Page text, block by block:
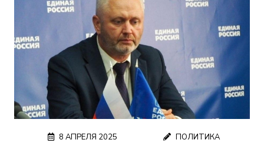
8 АПРЕЛЯ 2025 ПОЛИТИКА